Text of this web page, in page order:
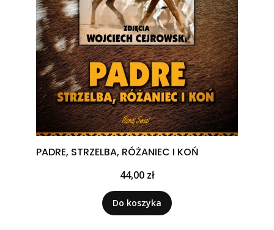
PADRE, STRZELBA, RÓŻANIEC I KOŃ
Cena
44,00 zł
Do koszyka